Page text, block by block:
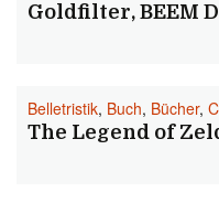
Goldfilter, BEEM
Belletristik, Buch, Bücher,
The Legend of